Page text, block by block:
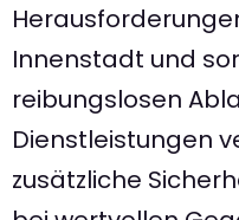
Innenstadt und
reibungslosen
Dienstleistungen
zusätzliche